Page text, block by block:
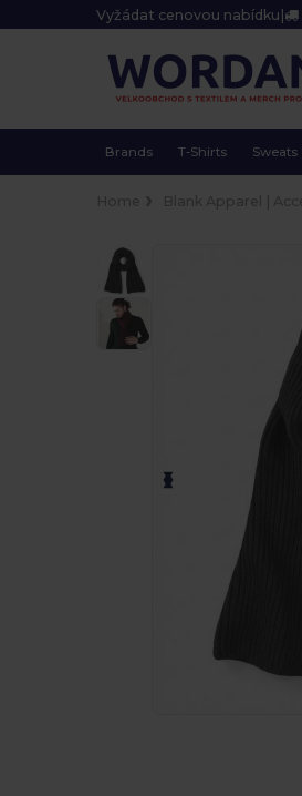
Vyžádat cenovou nabídku |
Brands T-Shirts Sweats